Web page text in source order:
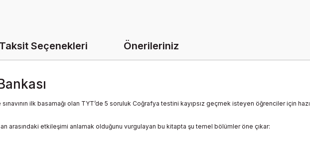
Taksit Seçenekleri Önerileriniz
sınavının ilk basamağı olan TYT’de 5 soruluk Coğrafya testini kayıpsız geçmek isteyen öğrenciler için
arasındaki etkileşimi anlamak olduğunu vurgulayan bu kitapta şu temel bölümler öne çıkar: